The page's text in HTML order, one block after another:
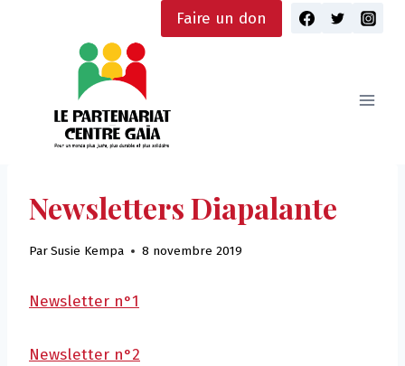
Faire un don
Newsletters Diapalante
ParSusie Kempa 8 novembre 2019
Newsletter n°1
Newsletter n°2